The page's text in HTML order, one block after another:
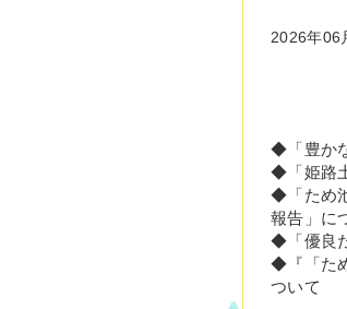
2026年06
◆「豊か
◆「姫路
◆「ため
報告」に
◆「優良
◆『「た
ついて